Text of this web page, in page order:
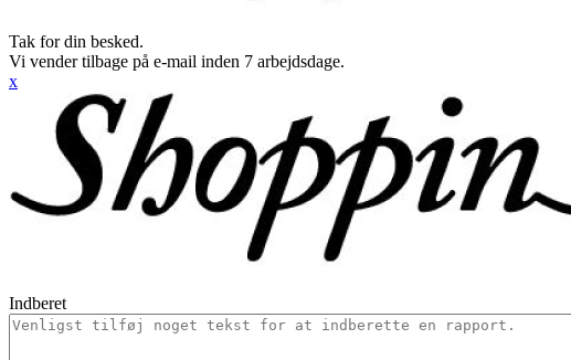
Tak for din besked.
Vi vender tilbage på e-mail inden 7 arbejdsdage.
x
Indberet